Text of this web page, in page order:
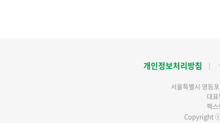
개인정보처리방침
서울특별시 영등
대
팩
Copyright